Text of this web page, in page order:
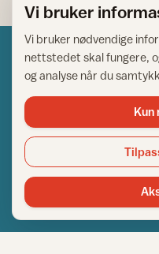
Norsk
Copyright ©
Ansvarlig
Utgiver: IFI -
Vi bruker
Vi bruker nødvendige
nettstedet skal fungere,
og analyse når du
Kun